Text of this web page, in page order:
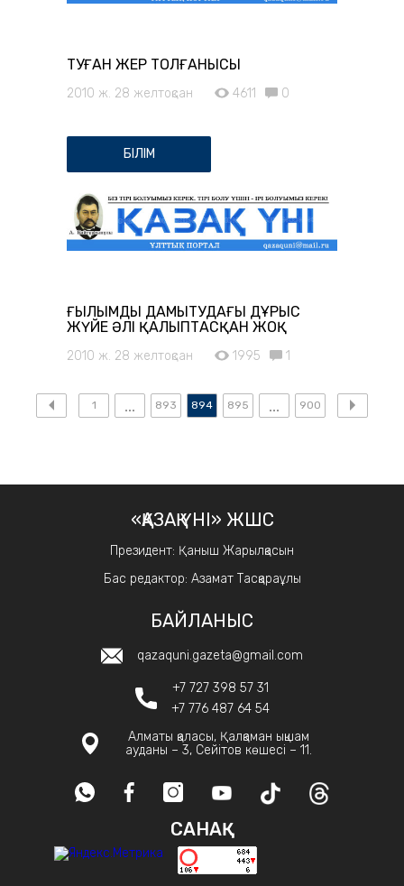
ТУҒАН ЖЕР ТОЛҒАНЫСЫ
2010 ж. 28 желтоқсан 4611 0
БІЛІМ
ҒЫЛЫМДЫ ДАМЫТУДАҒЫ ДҰРЫС
ЖҮЙЕ ӘЛІ ҚАЛЫПТАСҚАН ЖОҚ
2010 ж. 28 желтоқсан 1995 1
1 893 894 895 900
«ҚАЗАҚ ҮНІ» ЖШС
Президент: Қаныш Жарылқасын
Бас редактор: Азамат Тасқараұлы
БАЙЛАНЫС
qazaquni.gazeta@gmail.com
+7 727 398 57 31
+7 776 487 64 54
Алматы қаласы, Қалқаман ықшам
ауданы – 3, Сейітов көшесі – 11.
САНАҚ